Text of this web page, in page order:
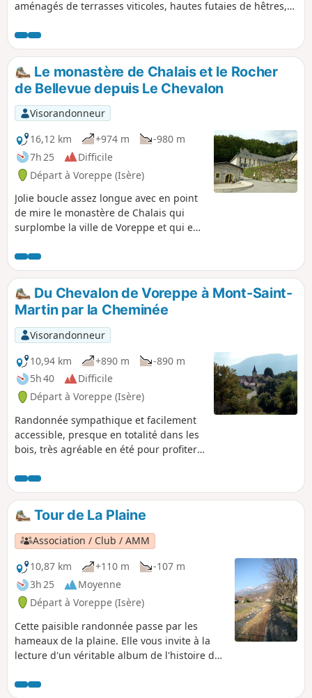
aménagés de terrasses viticoles, hautes futaies de hêtres,
Malsouche. En redescendant, vous emprunterez un ancien
chemin d'accès à Chalais. Il vous conduit vers le passé
industriel de Voreppe que représentait l'exploitation des
carrières de ciment. Sentier n°10 des Sentiers de
Chartreuse Occidentale. Ce sentier présente des risques
propres aux sentiers de montagne et forestiers ( chute de
branches, chute d'arbres, chute de pierres le long des
falaises).
Le monastère de Chalais et le Rocher
de Bellevue depuis Le Chevalon
Visorandonneur
16,12 km
+974 m
-980 m
7h 25
Difficile
Départ à Voreppe (Isère)
Jolie boucle assez longue avec en point
de mire le monastère de Chalais qui
surplombe la ville de Voreppe et qui est
l'habituelle montée en voiture par la
route jusqu'au monastère. Les
panoramas de l'Aiguille de Chalais et du
Rocher de Bellevue sont à couper le
souffle !
Du Chevalon de Voreppe à Mont-Saint-
Martin par la Cheminée
Visorandonneur
10,94 km
+890 m
-890 m
5h 40
Difficile
Départ à Voreppe (Isère)
Randonnée sympathique et facilement
accessible, presque en totalité dans les
bois, très agréable en été pour profiter
de découvrir le joli village de Mont-
Saint-Martin et offre un panorama
magnifique sur la vallée de l'Isère, de
Voreppe à Grenoble.
Tour de La Plaine
Association / Club / AMM
10,87 km
+110 m
-107 m
3h 25
Moyenne
Départ à Voreppe (Isère)
Cette paisible randonnée passe par les
hameaux de la plaine. Elle vous invite à la
lecture d'un véritable album de l'histoire de
jours : vestiges miniers, évocation des